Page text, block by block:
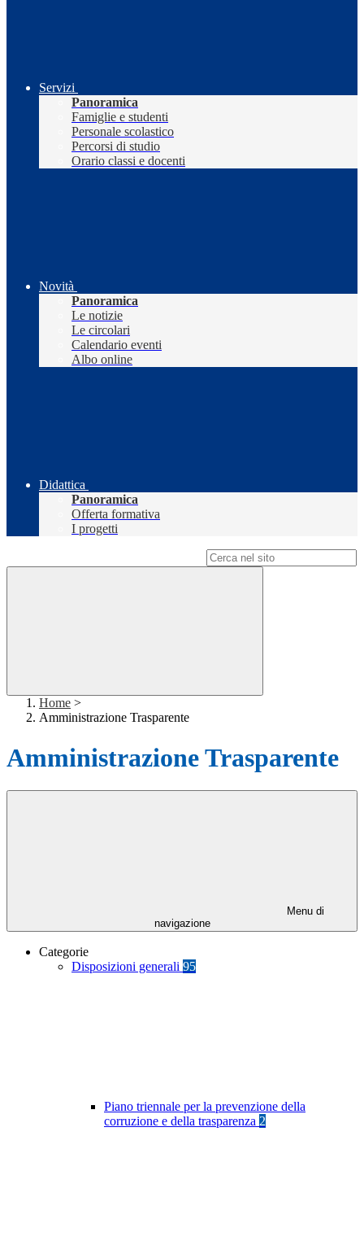
Servizi
Panoramica
Famiglie e studenti
Personale scolastico
Percorsi di studio
Orario classi e docenti
Novità
Panoramica
Le notizie
Le circolari
Calendario eventi
Albo online
Didattica
Panoramica
Offerta formativa
I progetti
Home >
Amministrazione Trasparente
Amministrazione Trasparente
Menu di
navigazione
Categorie
Disposizioni generali 95
Piano triennale per la prevenzione della
corruzione e della trasparenza 2